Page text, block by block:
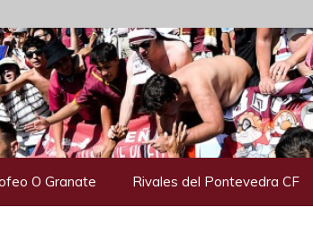
O Granate Rivales del Pontevedra CF